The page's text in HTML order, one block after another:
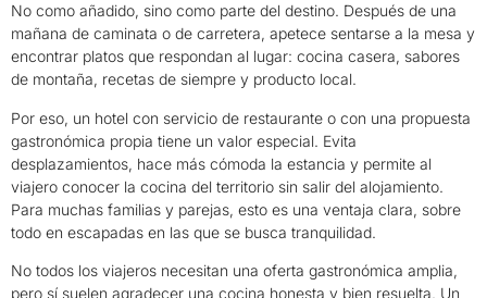
No como añadido, sino como parte del destino. Después de una
mañana de caminata o de carretera, apetece sentarse a la mesa y
encontrar platos que respondan al lugar: cocina casera, sabores
de montaña, recetas de siempre y producto local.
Por eso, un hotel con servicio de restaurante o con una propuesta
gastronómica propia tiene un valor especial. Evita
desplazamientos, hace más cómoda la estancia y permite al
viajero conocer la cocina del territorio sin salir del alojamiento.
Para muchas familias y parejas, esto es una ventaja clara, sobre
todo en escapadas en las que se busca tranquilidad.
No todos los viajeros necesitan una oferta gastronómica amplia,
pero sí suelen agradecer una cocina honesta y bien resuelta. Un